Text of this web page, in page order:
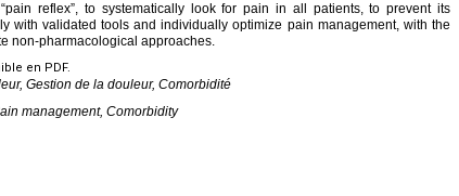
reflex”, to systematically look for pain in all patients, to prevent its
with validated tools and individually optimize pain management, with the
non-pharmacological approaches.
en PDF.
Gestion de la douleur, Comorbidité
management, Comorbidity